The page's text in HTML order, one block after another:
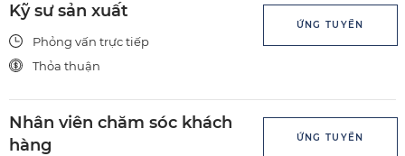
Kỹ sư sản xuất
Phỏng vấn trực tiếp
Thỏa thuận
ỨNG TUYỂN
Nhân viên chăm sóc khách
hàng
ỨNG TUYỂN